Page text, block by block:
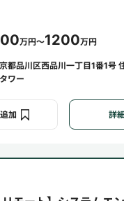
万円～1200万円
都品川区西品川一丁目1番1号
ワー
加 詳